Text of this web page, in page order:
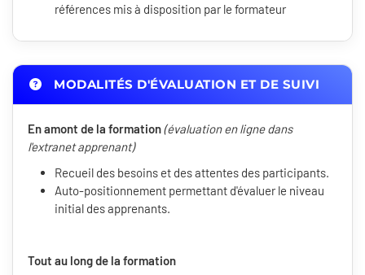
références mis à disposition par le formateur
MODALITÉS D'ÉVALUATION ET DE SUIVI
En amont de la formation(évaluation en ligne dans
l'extranet apprenant)
Recueil des besoins et des attentes des participants.
Auto-positionnement permettant d'évaluer le niveau
initial des apprenants.
Tout au long de la formation